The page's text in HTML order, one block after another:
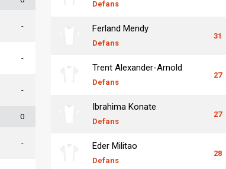
-
-
-
0
-
Defans
Ferland Mendy
Defans
31
Trent Alexander-Arnold
Defans
27
Ibrahima Konate
Defans
27
Eder Militao
Defans
28